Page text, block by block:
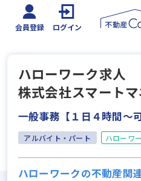
会員登録 ログイン
ハローワーク求人
株式会社スマート
一般事務【１日４時間～可
アルバイト・パート ハローワ
ハローワークの不動産関